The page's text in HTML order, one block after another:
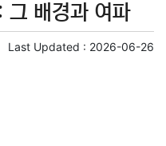
그 배경과 여파
Last Updated : 2026-06-26